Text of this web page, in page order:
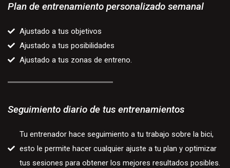
Plan de entrenamiento personalizado semanal
Ajustado a tus objetivos
Ajustado a tus posibilidades
Ajustado a tus zonas de entreno.
Seguimiento diario de tus entrenamientos
Tu entrenador hace seguimiento a tu trabajo sobre la bici,
esto le permite hacer cualquier ajuste a tu plan y optimizar
tus sesiones para obtener los mejores resultados posibles.